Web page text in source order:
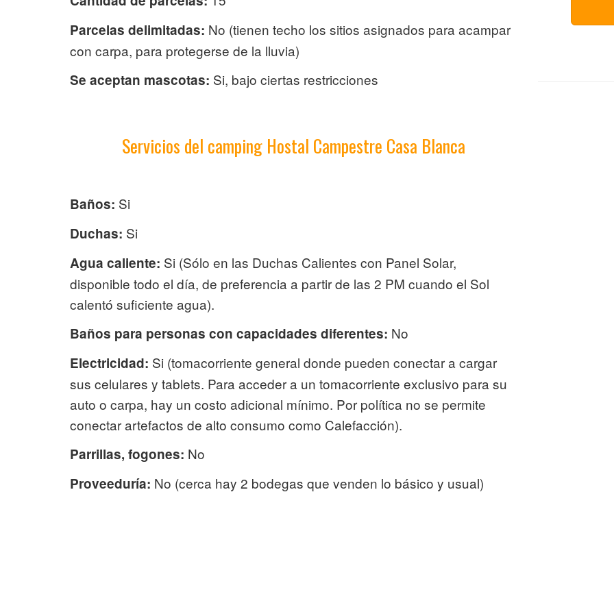
Parcelas delimitadas: No (tienen techo los sitios asignados para acampar
con carpa, para protegerse de la lluvia)
Se aceptan mascotas: Si, bajo ciertas restricciones
Servicios del camping Hostal Campestre Casa Blanca
Baños: Si
Duchas: Si
Agua caliente: Si (Sólo en las Duchas Calientes con Panel Solar,
disponible todo el día, de preferencia a partir de las 2 PM cuando el Sol
calentó suficiente agua).
Baños para personas con capacidades diferentes: No
Electricidad: Si (tomacorriente general donde pueden conectar a cargar
sus celulares y tablets. Para acceder a un tomacorriente exclusivo para su
auto o carpa, hay un costo adicional mínimo. Por política no se permite
conectar artefactos de alto consumo como Calefacción).
Parrillas, fogones: No
Proveeduría: No (cerca hay 2 bodegas que venden lo básico y usual)